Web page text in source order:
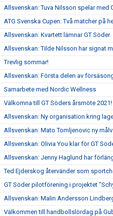
Allsvenskan: Tuva Nilsson spelar med
ATG Svenska Cupen: Två matcher på
Allsvenskan: Kvartett lämnar GT Söder
Allsvenskan: Tilde Nilsson har signat
Trevlig sommar!
Allsvenskan: Första delen av
Samarbete med Nordic Wellness
Välkomna till GT Söders årsmöte 2021!
Allsvenskan: Ny organisation kring
Allsvenskan: Mato Tomljenovic ny
Allsvenskan: Olivia You klar för GT
Allsvenskan: Jenny Haglund har
Ted Ejderskog återvänder som
GT Söder pilotförening i projektet
Allsvenskan: Malin Andersson
Välkommen till handbollslördag på